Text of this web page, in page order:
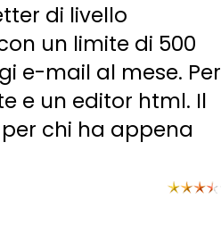
di livello
un limite di 500
e-mail al mese. Per
e un editor html. Il
chi ha appena